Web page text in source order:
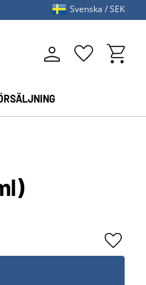
Favoriter
Svenska SEK
Lägg